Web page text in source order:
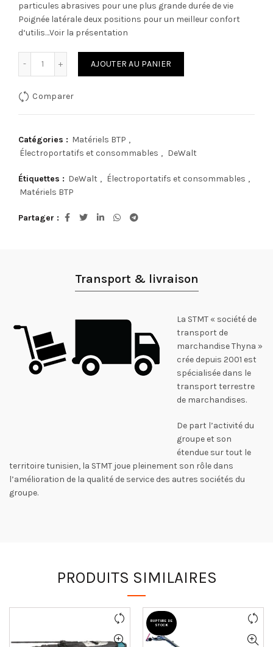
particules abrasives pour une plus grande durée de vie
Poignée latérale deux positions pour un meilleur confort
d‘utilis…Voir la présentation
AJOUTER AU PANIER
Comparer
Catégories : Matériels BTP ,
Électroportatifs et consommables , DeWalt
Étiquettes : DeWalt , Électroportatifs et consommables ,
Matériels BTP
Partager
Transport & livraison
La STMT « société de
transport de
marchandise Thyna »
crée depuis 2001 est
spécialisée dans le
transport terrestre
de marchandises.
De part l’activité du
groupe et son
étendue sur tout le
territoire tunisien, la STMT joue pleinement son rôle dans
l’amélioration de la qualité de service des autres sociétés du
groupe.
PRODUITS SIMILAIRES
RUPTURE DE
STOCK